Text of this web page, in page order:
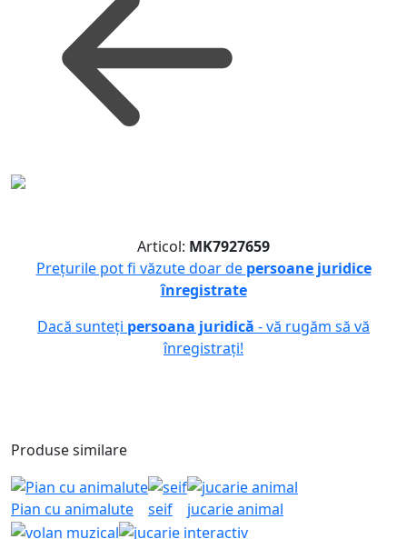
Articol: MK7927659
Prețurile pot fi văzute doar de persoane juridice
înregistrate
Dacă sunteți persoana juridică - vă rugăm să vă
înregistrați!
Produse similare
Pian cu animalute seif jucarie animal